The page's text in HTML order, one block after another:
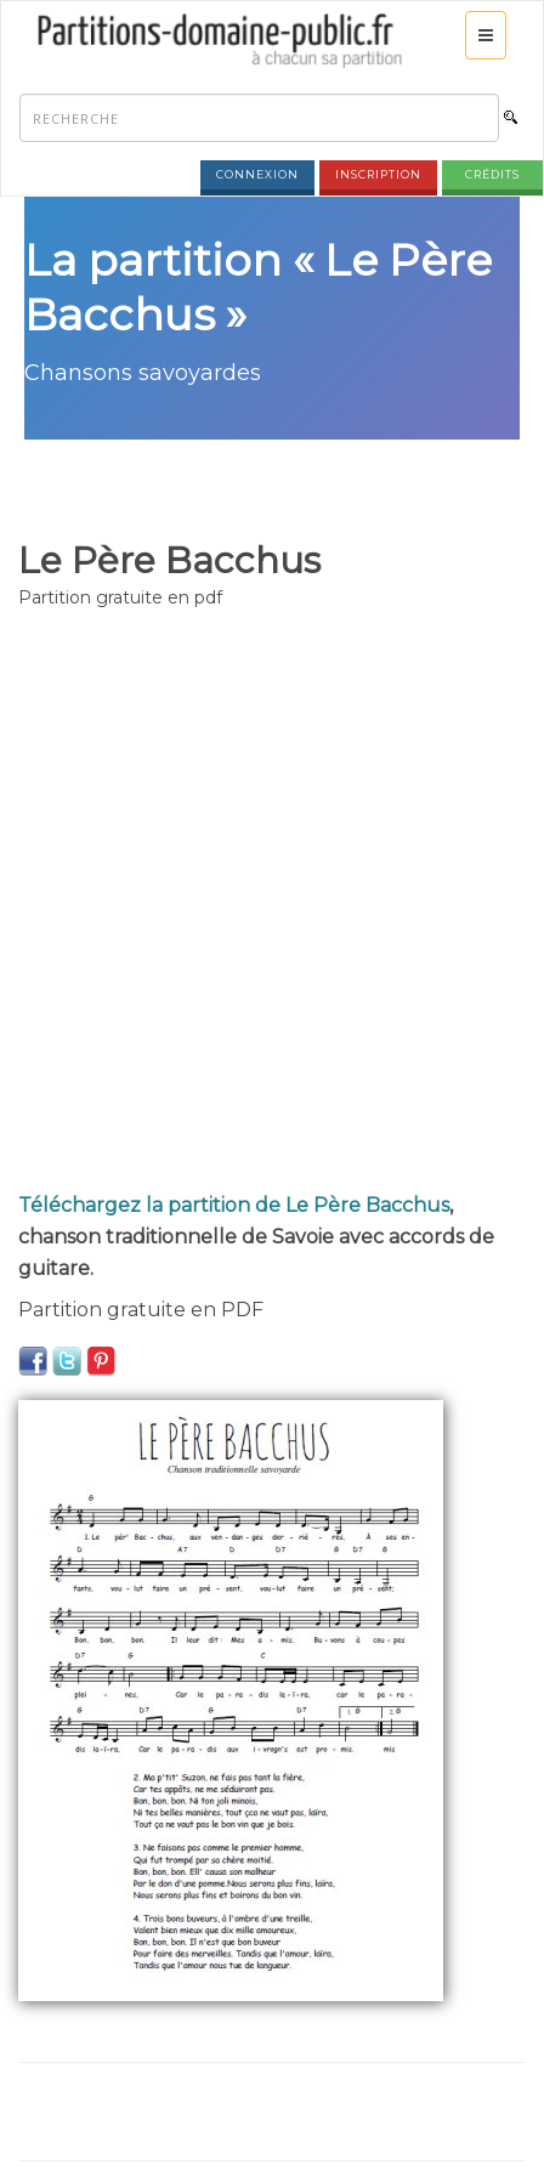
CONNEXION INSCRIPTION CRÉDITS
La partition « Le Père
Bacchus »
Chansons savoyardes
Le Père Bacchus
Partition gratuite en pdf
Téléchargez la partition de Le Père Bacchus,
chanson traditionnelle de Savoie avec accords de
guitare.
Partition gratuite en PDF